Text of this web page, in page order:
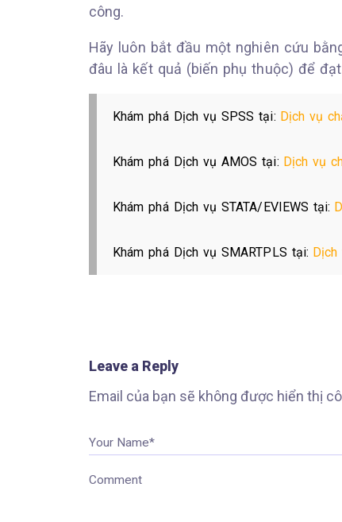
công.
Hãy luôn bắt đầu một nghiên cứu
đâu là kết quả (biến phụ thuộc) để
Khám phá Dịch vụ SPSS tại: Dịch vụ
Khám phá Dịch vụ AMOS tại: Dịch vụ
Khám phá Dịch vụ STATA/EVIEWS tại:
Khám phá Dịch vụ SMARTPLS tại:
Leave a Reply
Email của bạn sẽ không được hiển thị
Your Name*
Comment